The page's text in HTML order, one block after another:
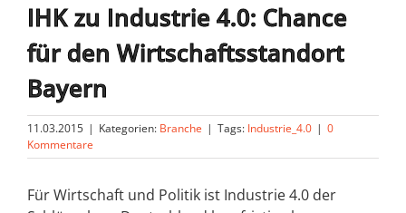
IHK zu Industrie 4.0: Chance
für den Wirtschaftsstandort
Bayern
11.03.2015 | Kategorien: Branche | Tags: Industrie_4.0 | 0
Kommentare
Für Wirtschaft und Politik ist Industrie 4.0 der